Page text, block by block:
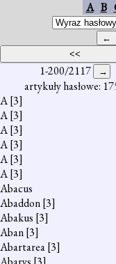
A B
1-200/2117
artykuły hasłowe:
A[3]
A[3]
A[3]
A[3]
A[3]
A[3]
Abacus
Abaddon[3]
Abakus [3]
Aban[3]
Abartarea[3]